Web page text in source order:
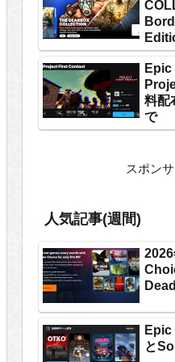
Epic
料配
で
スポン
人気記事(週間)
Epic
と